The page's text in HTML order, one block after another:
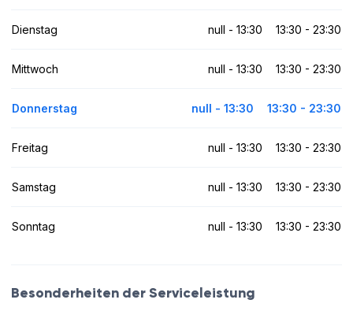
Dienstag null - 13:30 13:30 - 23:30
Mittwoch null - 13:30 13:30 - 23:30
Donnerstag null - 13:30 13:30 - 23:30
Freitag null - 13:30 13:30 - 23:30
Samstag null - 13:30 13:30 - 23:30
Sonntag null - 13:30 13:30 - 23:30
Besonderheiten der Serviceleistung